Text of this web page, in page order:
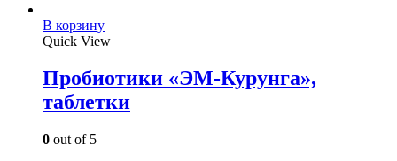
В корзину
Quick View
Пробиотики «ЭМ-Курунга»,
таблетки
0 out of 5